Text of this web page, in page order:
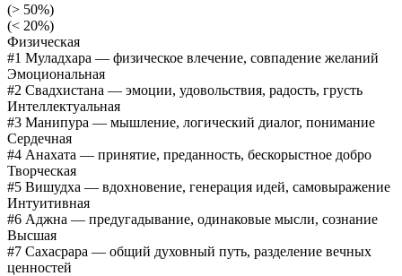
(> 50%)
(< 20%)
Физическая
#1 Муладхара — физическое влечение, совпадение желаний
Эмоциональная
#2 Свадхистана — эмоции, удовольствия, радость, грусть
Интеллектуальная
#3 Манипура — мышление, логический диалог, понимание
Сердечная
#4 Анахата — принятие, преданность, бескорыстное добро
Творческая
#5 Вишудха — вдохновение, генерация идей, самовыражение
Интуитивная
#6 Аджна — предугадывание, одинаковые мысли, сознание
Высшая
#7 Сахасрара — общий духовный путь, разделение вечных
ценностей